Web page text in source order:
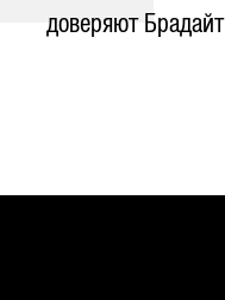
доверяют Брадайт